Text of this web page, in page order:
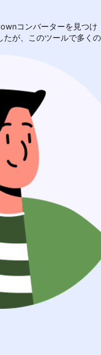
コンバーターを見つけ
たが、このツールで多くの